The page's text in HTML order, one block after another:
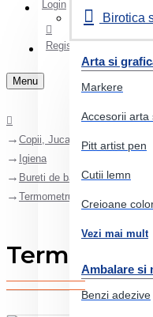
Birotica
Arta si
Markere
Accesorii arta
Pitt artist pen
Cutii lemn
Creioane
Vezi mai mult
Ambalare si
Benzi adezive
Login
Register
Menu
Copii, Jucarii, Bebe
Igiena
Bureti de baie si accesorii
Termometru de baie albastru